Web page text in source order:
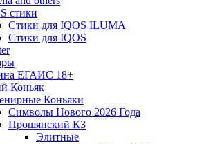
стики
Стики для IQOS ILUMA
Стики для IQOS
ЕГАИС 18+
Коньяк
Коньяки
Символы Нового 2026 Года
Прошянский КЗ
Элитные